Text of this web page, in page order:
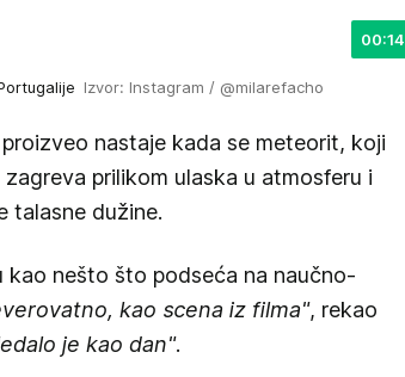
00:14
Izvor: Instagram / @milarefacho
nastaje kada se meteorit, koji
prilikom ulaska u atmosferu i
talasne dužine.
kao nešto što podseća na naučno-
kao scena iz filma", rekao
je kao dan".